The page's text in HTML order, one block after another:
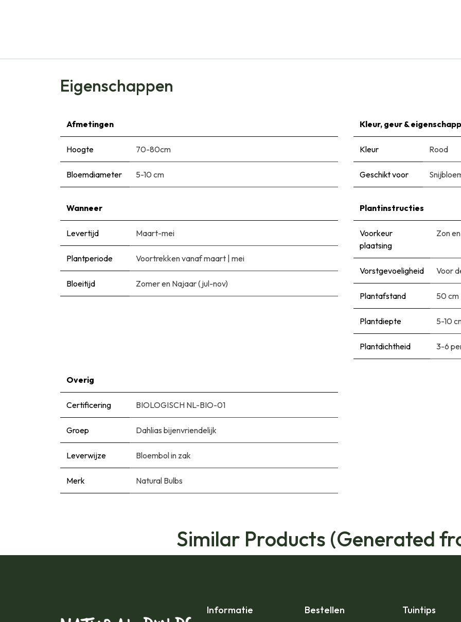
Eigenschappen
Afmetingen
Hoogte 70-80cm
Bloemdiameter 5-10 cm
Kleur, geur &
Kleur Rood
Geschikt voor
Wanneer
Levertijd Maart-mei
Plantperiode Voortrekken vanaf maart | mei
Bloeitijd Zomer en Najaar (jul-nov)
Plantinstructies
Voorkeur
plaatsing
Zon
Vorstgevoeligheid Voor
Plantafstand 50 cm
Plantdiepte 5-10
Plantdichtheid 3-6
Overig
Certificering BIOLOGISCH NL-BIO-01
Groep Dahlias bijenvriendelijk
Leverwijze Bloembol in zak
Merk Natural Bulbs
Similar Products (Generated
Informatie Bestellen Tuintips